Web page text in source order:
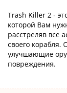
Trash Killer 2 -
которой Вам
расстреляв все
своего корабля.
улучшающие
повреждения.